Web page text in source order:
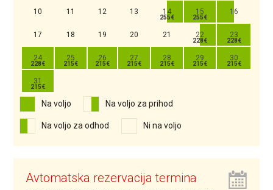
10 11 12 13 14 15 16
17 18 19 20 21 22 23
24 25 26 27 28 29 30
31
Na voljo Na voljo za prihod
Na voljo za odhod Ni na voljo
Avtomatska rezervacija termina